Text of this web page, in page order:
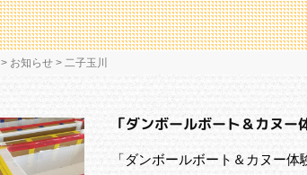
> お知らせ > 二子玉川
「ダンボールボート＆カヌー
「ダンボールボート＆カヌー